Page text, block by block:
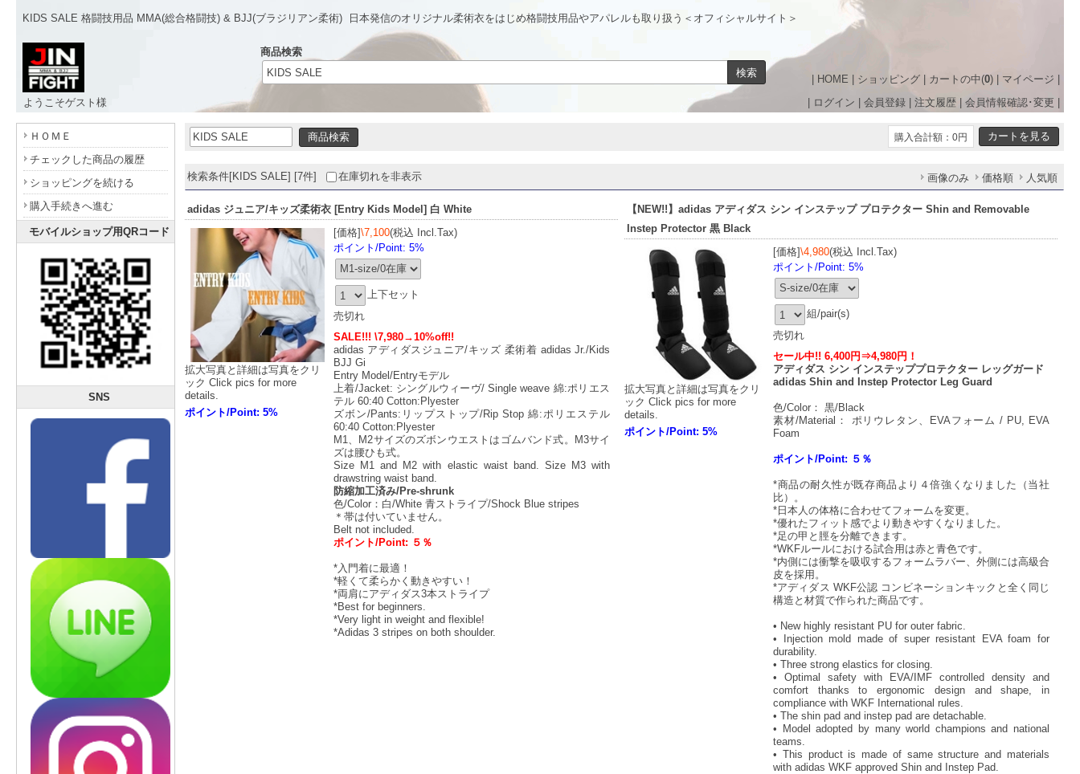
KIDS SALE 格闘技用品 MMA(総合格闘技) & BJJ(ブラジリアン柔術) 日本発信のオリジナル柔術衣をはじめ格闘技用品やアパレルも取り扱う＜オフィシャルサイト＞
HOME ショッピング カートの中(0) マイページ
- www.jinfight.com -
商品検索
ようこそゲスト様 ログイン 会員登録 注文履歴 会員情報確認･変更
購入合計額：0円
検索条件[KIDS SALE] [7件] 在庫切れを非表示 画像のみ 価格順 人気順
adidas ジュニア/キッズ柔術衣 [Entry Kids Model] 白 White
拡大写真と詳細は写真をクリ
ック Click pics for more
details.
ポイント/Point: 5%
[価格]\7,100(税込 Incl.Tax)
ポイント/Point: 5%
上下セット
売切れ
SALE!!! \7,980→10%off!!
adidas アディダスジュニア/キッズ 柔術着 adidas Jr./Kids
BJJ Gi
Entry Model/Entryモデル
上着/Jacket: シングルウィーヴ/ Single weave 綿:ポリエス
テル 60:40 Cotton:Plyester
ズボン/Pants:リップストップ/Rip Stop 綿:ポリエステル
60:40 Cotton:Plyester
M1、M2サイズのズボンウエストはゴムバンド式。M3サイ
ズは腰ひも式。
Size M1 and M2 with elastic waist band. Size M3 with
drawstring waist band.
防縮加工済み/Pre-shrunk
色/Color：白/White 青ストライプ/Shock Blue stripes
＊帯は付いていません。
Belt not included.
ポイント/Point: ５％
*入門着に最適！
*軽くて柔らかく動きやすい！
*両肩にアディダス3本ストライプ
*Best for beginners.
*Very light in weight and flexible!
*Adidas 3 stripes on both shoulder.
【NEW!!】adidas アディダス シン インステップ プロテクター Shin and Removable
Instep Protector 黒 Black
拡大写真と詳細は写真をクリ
ック Click pics for more
details.
ポイント/Point: 5%
[価格]\4,980(税込 Incl.Tax)
ポイント/Point: 5%
組/pair(s)
売切れ
セール中!! 6,400円⇒4,980円！
アディダス シン インステッププロテクター レッグガード
adidas Shin and Instep Protector Leg Guard
色/Color： 黒/Black
素材/Material： ポリウレタン、EVAフォーム / PU, EVA
Foam
ポイント/Point: ５％
*商品の耐久性が既存商品より４倍強くなりました（当社
比）。
*日本人の体格に合わせてフォームを変更。
*優れたフィット感でより動きやすくなりました。
*足の甲と脛を分離できます。
*WKFルールにおける試合用は赤と青色です。
*内側には衝撃を吸収するフォームラバー、外側には高級合
皮を採用。
*アディダス WKF公認 コンビネーションキックと全く同じ
構造と材質で作られた商品です。
• New highly resistant PU for outer fabric.
• Injection mold made of super resistant EVA foam for
durability.
• Three strong elastics for closing.
• Optimal safety with EVA/IMF controlled density and
comfort thanks to ergonomic design and shape, in
compliance with WKF International rules.
• The shin pad and instep pad are detachable.
• Model adopted by many world champions and national
teams.
• This product is made of same structure and materials
with adidas WKF approved Shin and Instep Pad.
ＨＯＭＥ
チェックした商品の履歴
ショッピングを続ける
購入手続きへ進む
モバイルショップ用QRコード
SNS